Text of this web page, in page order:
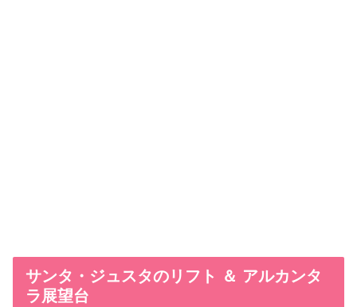
サンタ・ジュスタのリフト ＆ アルカンタ
ラ展望台